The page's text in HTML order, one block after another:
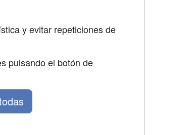
y evitar repeticiones de
pulsando el botón de